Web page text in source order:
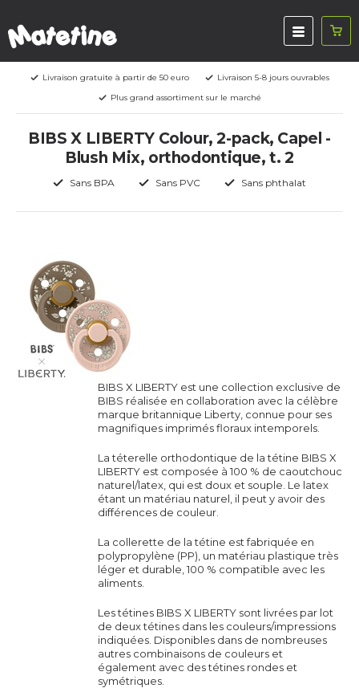
Livraison gratuite à partir de 50 euro
Livraison 5-8 jours ouvrables
Plus grand assortiment sur le marché
BIBS X LIBERTY Colour, 2-pack, Capel -
Blush Mix, orthodontique, t. 2
Sans BPA Sans PVC Sans phthalat
BIBS X LIBERTY est une collection exclusive de
BIBS réalisée en collaboration avec la célèbre
marque britannique Liberty, connue pour ses
magnifiques imprimés floraux intemporels.
La téterelle orthodontique de latétine BIBS X
LIBERTY est composée à 100 % de caoutchouc
naturel/latex, qui est doux et souple. Le latex
étant un matériau naturel, il peut y avoir des
différences de couleur.
La collerette de latétine est fabriquée en
polypropylène (PP), un matériau plastique très
léger et durable, 100 % compatible avec les
aliments.
Lestétines BIBS X LIBERTY sont livrées par lot
de deuxtétines dans les couleurs/impressions
indiquées. Disponibles dans de nombreuses
autres combinaisons de couleurs et
également avec des tétines rondes et
symétriques.